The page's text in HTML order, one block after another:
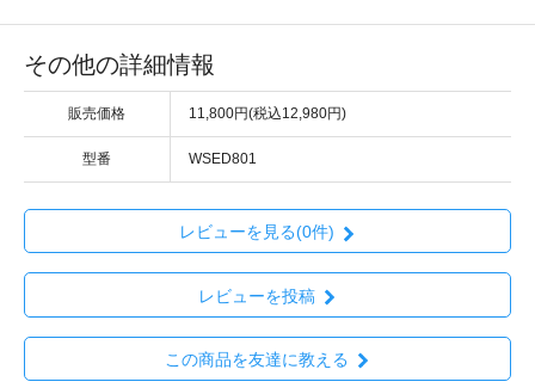
その他の詳細情報
販売価格 11,800円(税込12,980円)
型番 WSED801
レビューを見る(0件)
レビューを投稿
この商品を友達に教える